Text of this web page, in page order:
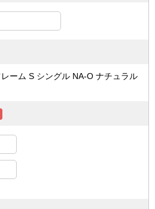
ーム S シングル NA-O ナチュラル